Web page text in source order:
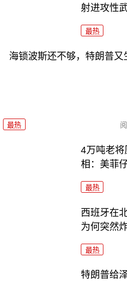
射进攻性
最热
海锁波斯还不够，特朗普
最热
4万吨老
相：美菲
最热
西班牙在
为何突然
最热
特朗普给